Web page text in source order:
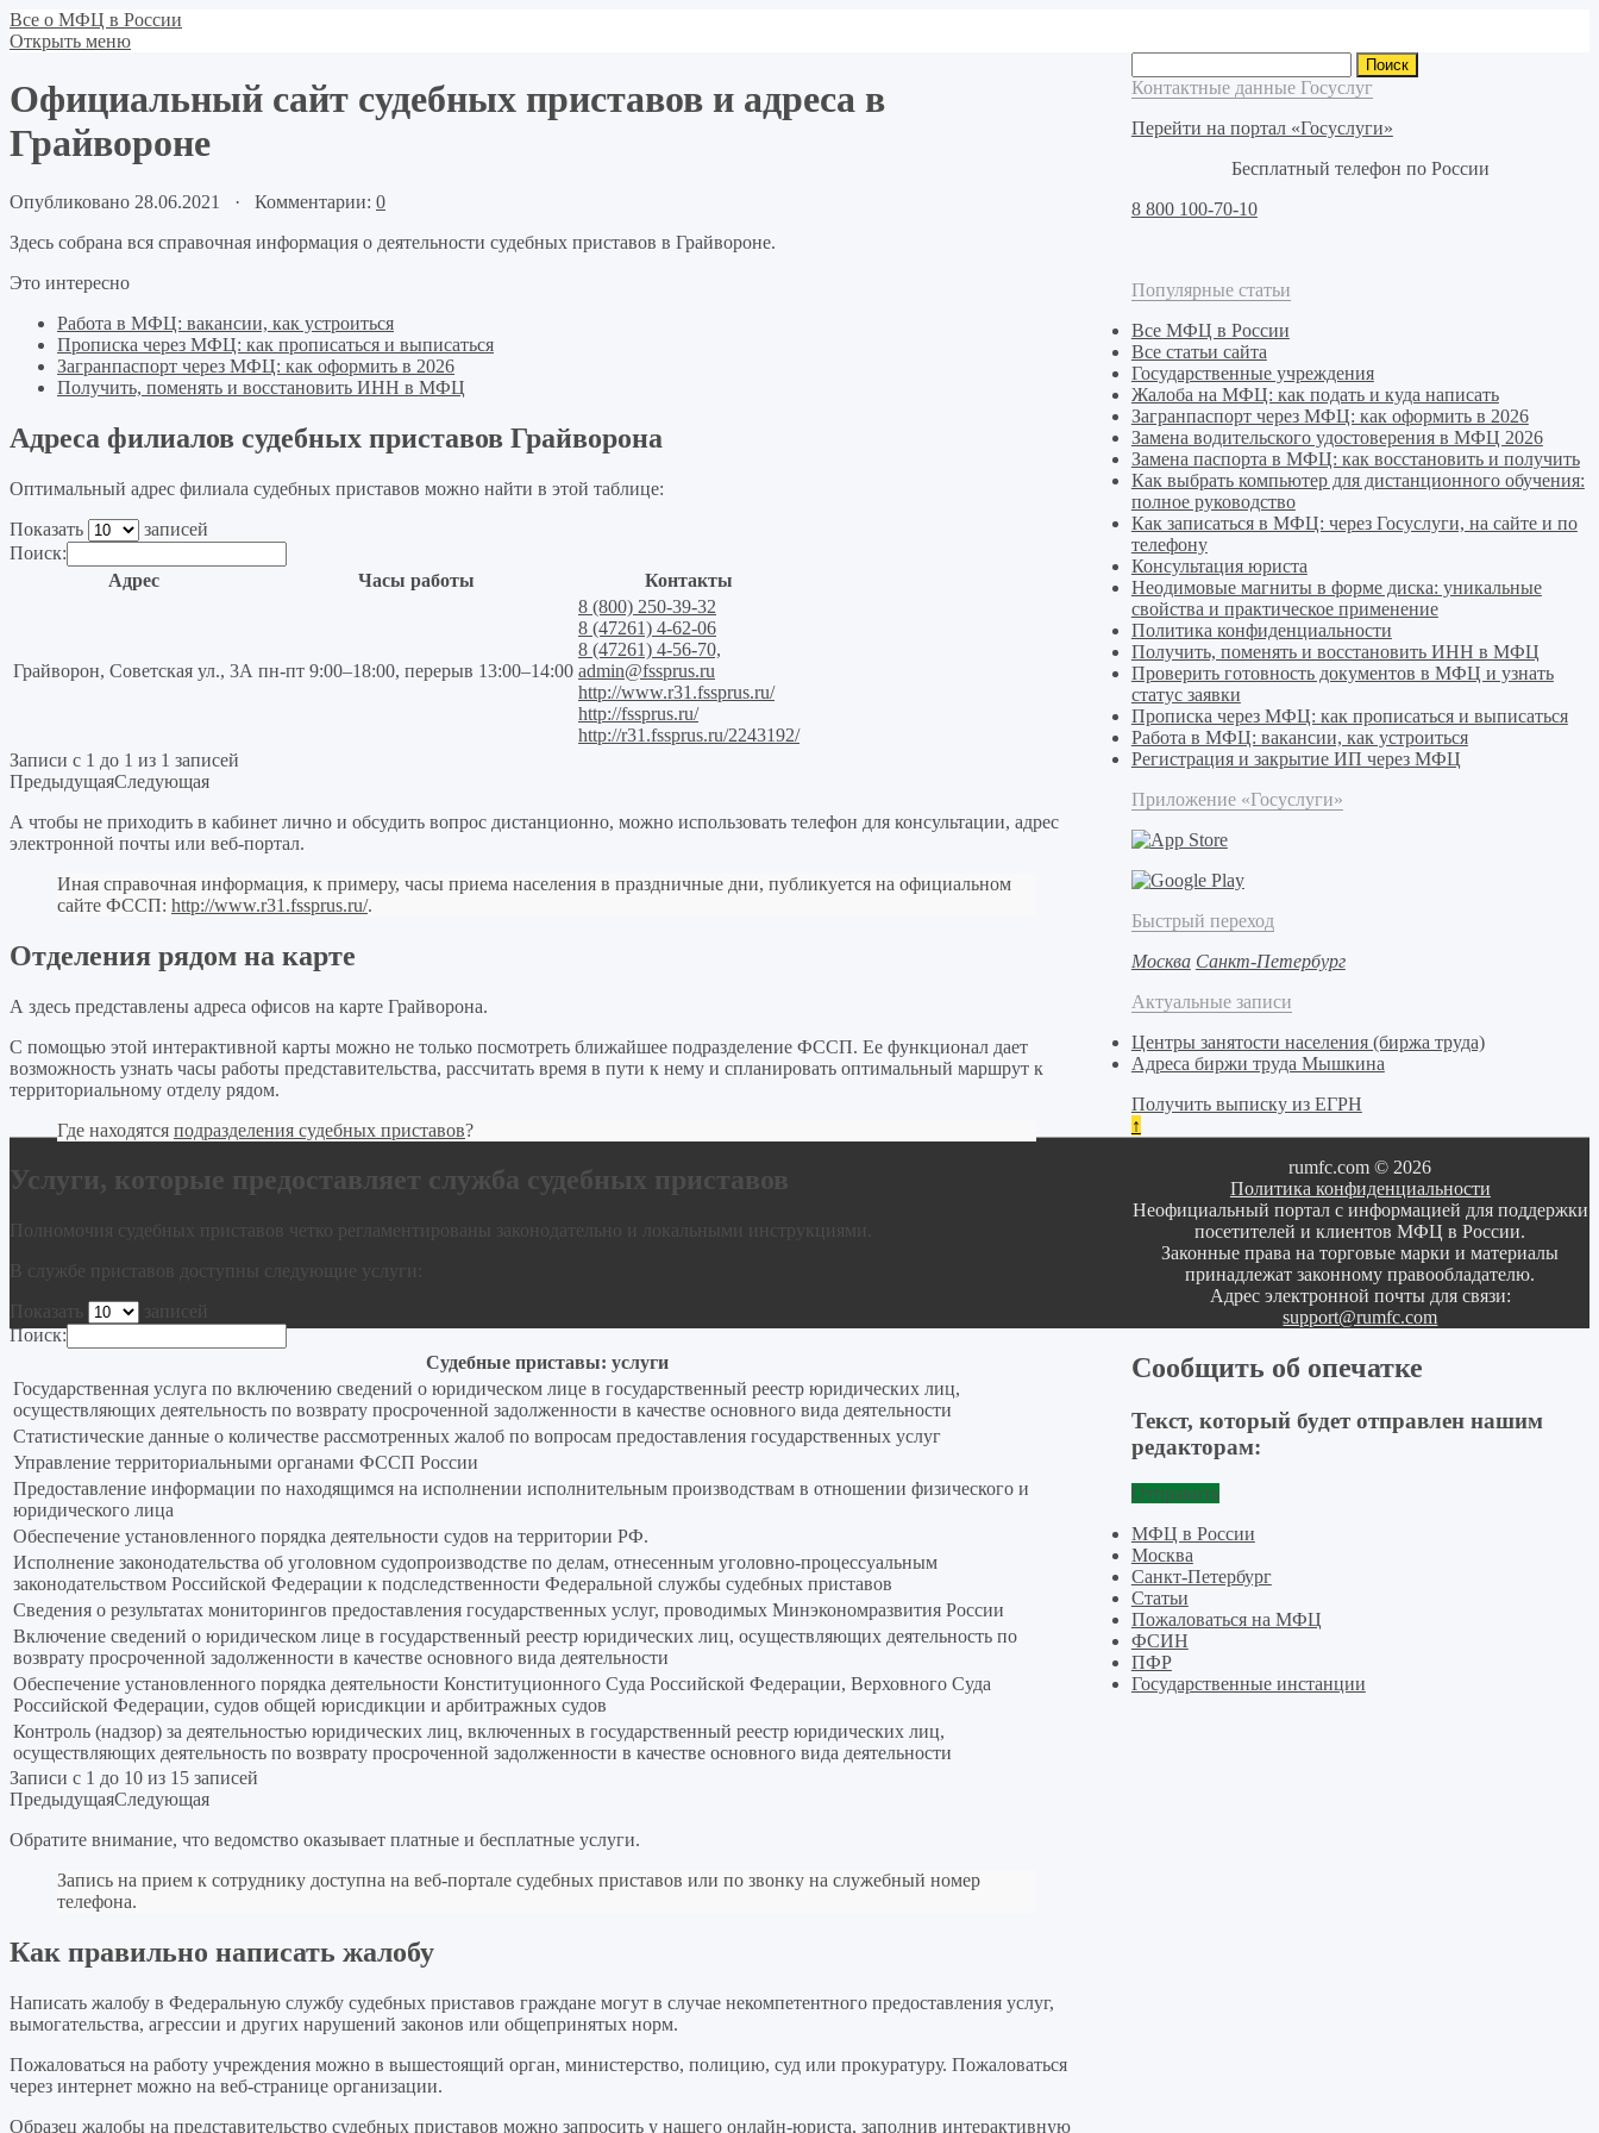
Все о МФЦ в России
Открыть меню
Официальный сайт судебных приставов и адреса в
Грайвороне
Опубликовано 28.06.2021 · Комментарии: 0
Здесь собрана вся справочная информация о деятельности судебных приставов в Грайвороне.
Это интересно
Работа в МФЦ: вакансии, как устроиться
Прописка через МФЦ: как прописаться и выписаться
Загранпаспорт через МФЦ: как оформить в 2026
Получить, поменять и восстановить ИНН в МФЦ
Адреса филиалов судебных приставов Грайворона
Оптимальный адрес филиала судебных приставов можно найти в этой таблице:
Показать
записей
Поиск:
Адрес
Часы работы Контакты
Грайворон, Советская ул., 3А пн-пт 9:00–18:00, перерыв 13:00–14:00
8 (800) 250-39-32
8 (47261) 4-62-06
8 (47261) 4-56-70,
admin@fssprus.ru
http://www.r31.fssprus.ru/
http://fssprus.ru/
http://r31.fssprus.ru/2243192/
Записи с 1 до 1 из 1 записей
ПредыдущаяСледующая
А чтобы не приходить в кабинет лично и обсудить вопрос дистанционно, можно использовать телефон для консультации, адрес
электронной почты или веб-портал.
Иная справочная информация, к примеру, часы приема населения в праздничные дни, публикуется на официальном
сайте ФССП: http://www.r31.fssprus.ru/.
Отделения рядом на карте
А здесь представлены адреса офисов на карте Грайворона.
С помощью этой интерактивной карты можно не только посмотреть ближайшее подразделение ФССП. Ее функционал дает
возможность узнать часы работы представительства, рассчитать время в пути к нему и спланировать оптимальный маршрут к
территориальному отделу рядом.
Где находятся подразделения судебных приставов?
Услуги, которые предоставляет служба судебных приставов
Полномочия судебных приставов четко регламентированы законодательно и локальными инструкциями.
В службе приставов доступны следующие услуги:
Показать
записей
Поиск:
Судебные приставы: услуги
Государственная услуга по включению сведений о юридическом лице в государственный реестр юридических лиц,
осуществляющих деятельность по возврату просроченной задолженности в качестве основного вида деятельности
Статистические данные о количестве рассмотренных жалоб по вопросам предоставления государственных услуг
Управление территориальными органами ФССП России
Предоставление информации по находящимся на исполнении исполнительным производствам в отношении физического и
юридического лица
Обеспечение установленного порядка деятельности судов на территории РФ.
Исполнение законодательства об уголовном судопроизводстве по делам, отнесенным уголовно‑процессуальным
законодательством Российской Федерации к подследственности Федеральной службы судебных приставов
Сведения о результатах мониторингов предоставления государственных услуг, проводимых Минэкономразвития России
Включение сведений о юридическом лице в государственный реестр юридических лиц, осуществляющих деятельность по
возврату просроченной задолженности в качестве основного вида деятельности
Обеспечение установленного порядка деятельности Конституционного Суда Российской Федерации, Верховного Суда
Российской Федерации, судов общей юрисдикции и арбитражных судов
Контроль (надзор) за деятельностью юридических лиц, включенных в государственный реестр юридических лиц,
осуществляющих деятельность по возврату просроченной задолженности в качестве основного вида деятельности
Записи с 1 до 10 из 15 записей
ПредыдущаяСледующая
Обратите внимание, что ведомство оказывает платные и бесплатные услуги.
Запись на прием к сотруднику доступна на веб-портале судебных приставов или по звонку на служебный номер
телефона.
Как правильно написать жалобу
Написать жалобу в Федеральную службу судебных приставов граждане могут в случае некомпетентного предоставления услуг,
вымогательства, агрессии и других нарушений законов или общепринятых норм.
Пожаловаться на работу учреждения можно в вышестоящий орган, министерство, полицию, суд или прокуратуру. Пожаловаться
через интернет можно на веб-странице организации.
Образец жалобы на представительство судебных приставов можно запросить у нашего онлайн-юриста, заполнив интерактивную
Контактные данные Госуслуг
Перейти на портал «Госуслуги»
Бесплатный телефон по России
8 800 100-70-10
Популярные статьи
Все МФЦ в России
Все статьи сайта
Государственные учреждения
Жалоба на МФЦ: как подать и куда написать
Загранпаспорт через МФЦ: как оформить в 2026
Замена водительского удостоверения в МФЦ 2026
Замена паспорта в МФЦ: как восстановить и получить
Как выбрать компьютер для дистанционного обучения:
полное руководство
Как записаться в МФЦ: через Госуслуги, на сайте и по
телефону
Консультация юриста
Неодимовые магниты в форме диска: уникальные
свойства и практическое применение
Политика конфиденциальности
Получить, поменять и восстановить ИНН в МФЦ
Проверить готовность документов в МФЦ и узнать
статус заявки
Прописка через МФЦ: как прописаться и выписаться
Работа в МФЦ: вакансии, как устроиться
Регистрация и закрытие ИП через МФЦ
Приложение «Госуслуги»
Быстрый переход
Москва Санкт-Петербург
Актуальные записи
Центры занятости населения (биржа труда)
Адреса биржи труда Мышкина
Получить выписку из ЕГРН
↑
rumfc.com © 2026
Политика конфиденциальности
Неофициальный портал с информацией для поддержки
посетителей и клиентов МФЦ в России.
Законные права на торговые марки и материалы
принадлежат законному правообладателю.
Адрес электронной почты для связи:
support@rumfc.com
Сообщить об опечатке
Текст, который будет отправлен нашим
редакторам:
Отправить
МФЦ в России
Москва
Санкт-Петербург
Статьи
Пожаловаться на МФЦ
ФСИН
ПФР
Государственные инстанции